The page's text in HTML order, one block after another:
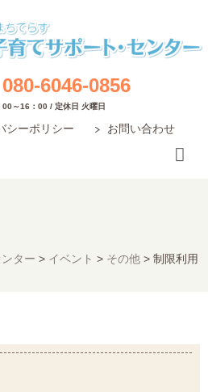
080-6046-0856
00～16：00 / 定休日 火曜日
シーポリシー お問い合わせ
ター > イベント > その他 > 制限利用